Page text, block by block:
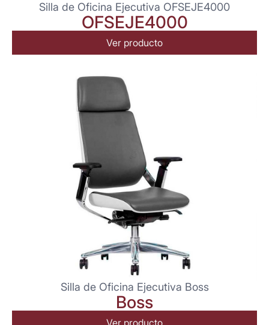
Silla de Oficina Ejecutiva OFSEJE4000
OFSEJE4000
Ver producto
Silla de Oficina Ejecutiva Boss
Boss